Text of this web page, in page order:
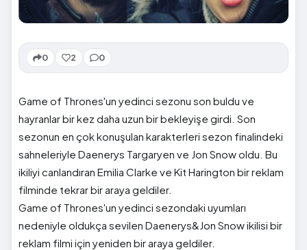
0 2 0
Game of Thrones'un yedinci sezonu son buldu ve
hayranlar bir kez daha uzun bir bekleyişe girdi. Son
sezonun en çok konuşulan karakterleri sezon finalindeki
sahneleriyle Daenerys Targaryen ve Jon Snow oldu. Bu
ikiliyi canlandıran Emilia Clarke ve Kit Harington bir reklam
filminde tekrar bir araya geldiler.
Game of Thrones'un yedinci sezondaki uyumları
nedeniyle oldukça sevilen Daenerys&Jon Snow ikilisi bir
reklam filmi için yeniden bir araya geldiler.